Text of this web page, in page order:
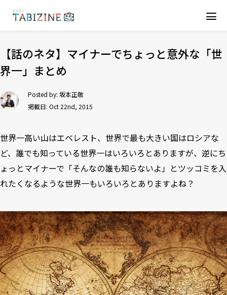
【話のネタ】マイナーでちょっと意外な「世
界一」まとめ
Posted by: 坂本正敬
掲載日: Oct 22nd, 2015
世界一高い山はエベレスト、世界で最も大きい国はロシアな
ど、誰でも知っている世界一はいろいろとありますが、逆にち
ょっとマイナーで「そんなの誰も知らないよ」とツッコミを入
れたくなるような世界一もいろいろとありますよね？